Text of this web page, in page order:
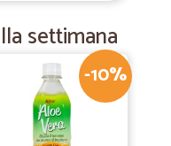
settimana
-10%